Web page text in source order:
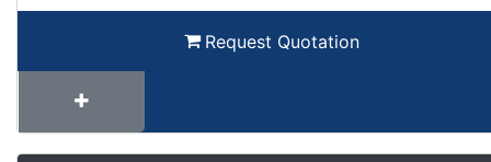
Request Quotation